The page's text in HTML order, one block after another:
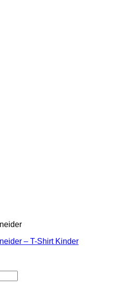
– T-Shirt Kinder